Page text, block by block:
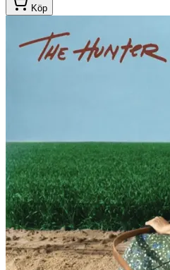
Köp